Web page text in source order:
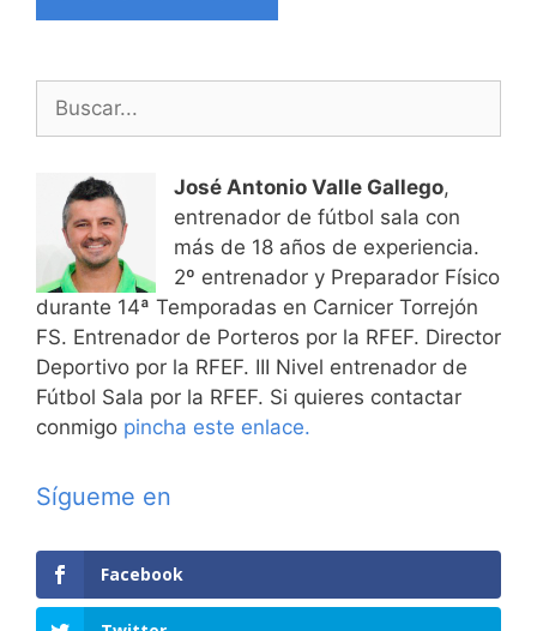
José Antonio Valle Gallego,
entrenador de fútbol sala con
más de 18 años de experiencia.
2º entrenador y Preparador Físico
durante 14ª Temporadas en Carnicer Torrejón
FS. Entrenador de Porteros por la RFEF. Director
Deportivo por la RFEF. III Nivel entrenador de
Fútbol Sala por la RFEF. Si quieres contactar
conmigo pincha este enlace.
Sígueme en
Facebook